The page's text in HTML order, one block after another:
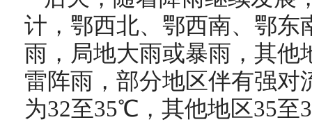
计，鄂西北、鄂西南、鄂东
雨，局地大雨或暴雨，其他
雷阵雨，部分地区伴有强对
为32至35℃，其他地区35至